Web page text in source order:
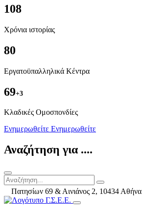
108
Χρόνια ιστορίας
80
Εργατοϋπαλληλικά Κέντρα
69+3
Kλαδικές Ομοσπονδίες
Ενημερωθείτε Ενημερωθείτε
Αναζήτηση για ....
Πατησίων 69 & Αινιάνος 2, 10434 Αθήνα